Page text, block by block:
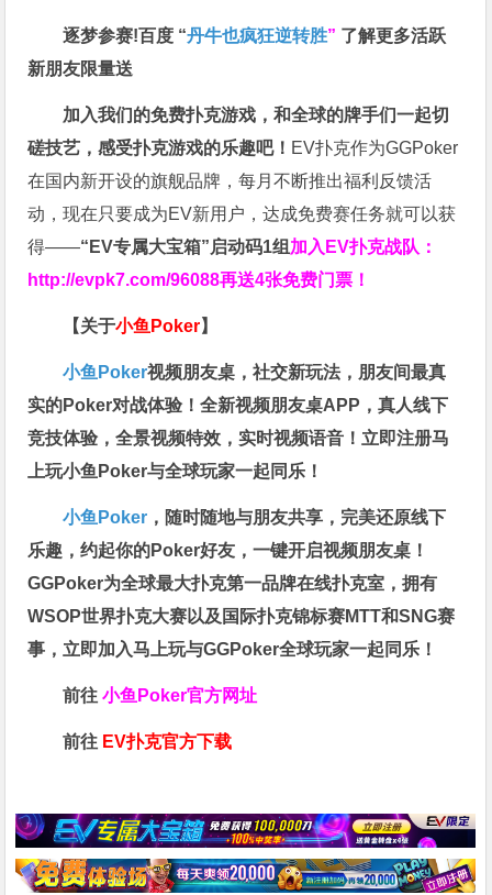
逐梦参赛!百度 “丹牛也疯狂逆转胜” 了解更多活跃
新朋友限量送
加入我们的免费扑克游戏，和全球的牌手们一起切
磋技艺，感受扑克游戏的乐趣吧！ EV扑克作为GGPoker
在国内新开设的旗舰品牌，每月不断推出福利反馈活
动，现在只要成为EV新用户，达成免费赛任务就可以获
得——“EV专属大宝箱”启动码1组 加入EV扑克战队：
http://evpk7.com/96088再送4张免费门票！
【关于小鱼Poker】
小鱼Poker视频朋友桌，社交新玩法，朋友间最真
实的Poker对战体验！全新视频朋友桌APP，真人线下
竞技体验，全景视频特效，实时视频语音！立即注册马
上玩小鱼Poker与全球玩家一起同乐！
小鱼Poker ，随时随地与朋友共享，完美还原线下
乐趣，约起你的Poker好友，一键开启视频朋友桌！
GGPoker为全球最大扑克第一品牌在线扑克室，拥有
WSOP世界扑克大赛以及国际扑克锦标赛MTT和SNG赛
事，立即加入马上玩与GGPoker全球玩家一起同乐！
前往小鱼Poker官方网址
前往 EV扑克官方下载